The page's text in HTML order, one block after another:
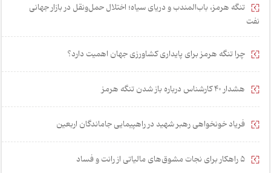
تنگه هرمز، باب‌المندب و دریای سیاه؛ اختلال حمل‌ونقل در بازار جهانی
نفت
چرا تنگه هرمز برای پایداری کشاورزی جهان اهمیت دارد؟
هشدار 40 کارشناس درباره باز شدن تنگه هرمز
فریاد خونخواهی رهبر شهید در راهپیمایی جاماندگان اربعین
۵ راهکار برای نجات مشوق‌های مالیاتی از رانت و فساد